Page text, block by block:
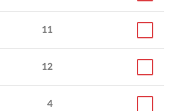
11
12
4